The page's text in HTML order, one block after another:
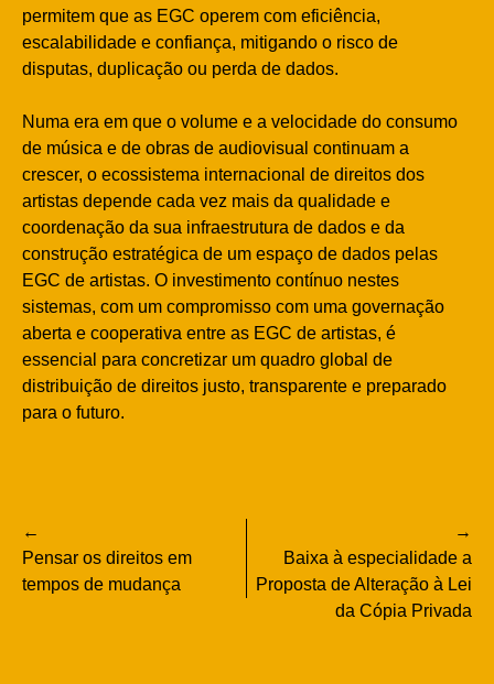
permitem que as EGC operem com eficiência,
escalabilidade e confiança, mitigando o risco de
disputas, duplicação ou perda de dados.
Numa era em que o volume e a velocidade do consumo
de música e de obras de audiovisual continuam a
crescer, o ecossistema internacional de direitos dos
artistas depende cada vez mais da qualidade e
coordenação da sua infraestrutura de dados e da
construção estratégica de um espaço de dados pelas
EGC de artistas. O investimento contínuo nestes
sistemas, com um compromisso com uma governação
aberta e cooperativa entre as EGC de artistas, é
essencial para concretizar um quadro global de
distribuição de direitos justo, transparente e preparado
para o futuro.
Navegação
de
Pensar os direitos em
tempos de mudança
Baixa à especialidade a
Proposta de Alteração à Lei
da Cópia Privada